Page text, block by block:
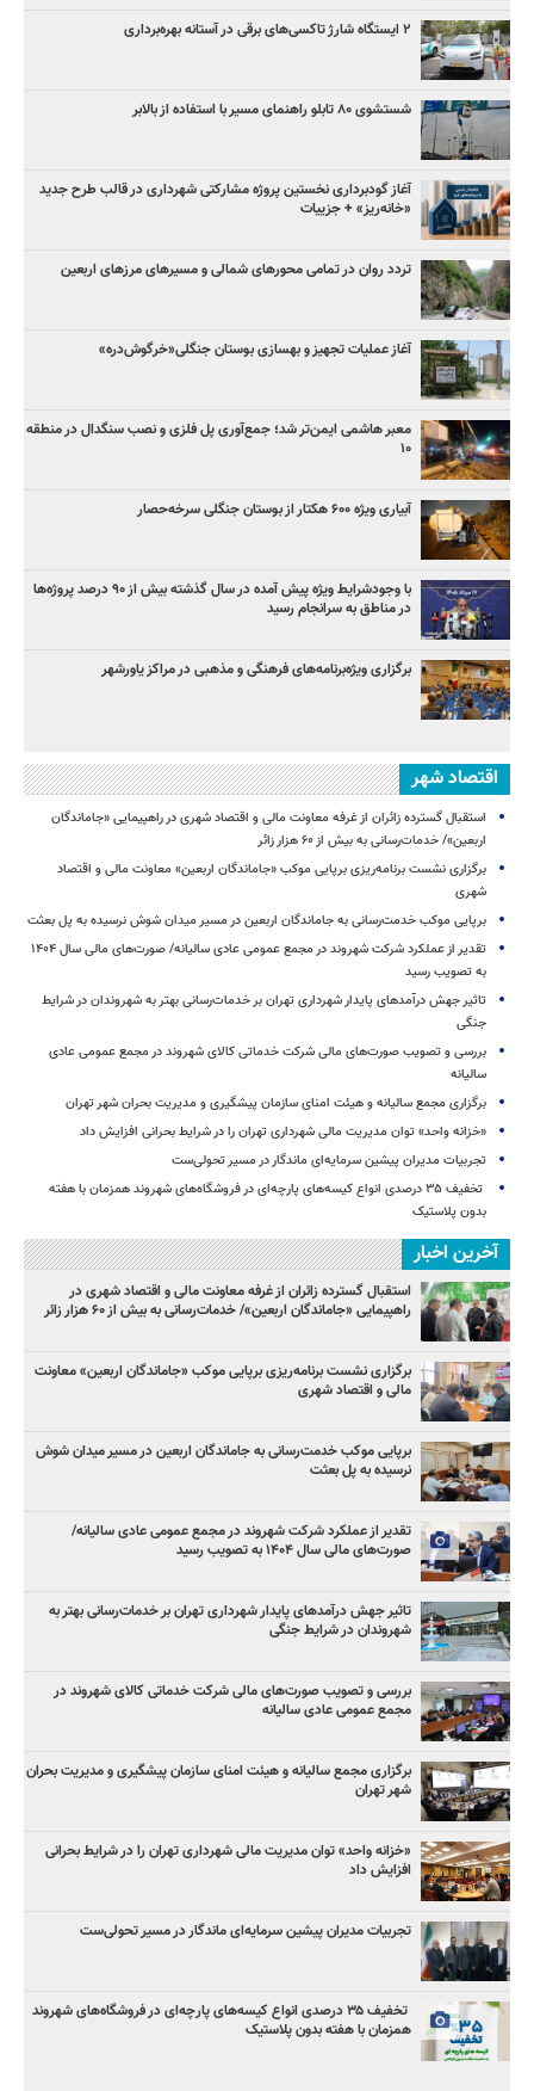
۲ ایستگاه شارژ تاکسی‌های برقی در آستانه بهره‌برداری
شستشوی ۸۰ تابلو راهنمای مسیر با استفاده از بالابر
آغاز گودبرداری نخستین پروژه مشارکتی شهرداری در قالب طرح جدید
«خانه‌ریز» + جزییات
تردد روان در تمامی محورهای شمالی و مسیرهای مرزهای اربعین
آغاز عملیات تجهیز و بهسازی بوستان جنگلی«خرگوش‌دره»
معبر هاشمی ایمن‌تر شد؛ جمع‌آوری پل فلزی و نصب سنگدال در منطقه
۱۰
آبیاری ویژه ۶۰۰ هکتار از بوستان جنگلی سرخه‌حصار
با وجودشرایط ویژه پیش آمده در سال گذشته بیش از ۹۰ درصد پروژه‌ها
در مناطق به سرانجام رسید
برگزاری ویژه‌برنامه‌های فرهنگی و مذهبی در مراکز یاورشهر
اقتصاد شهر
استقبال گسترده زائران از غرفه معاونت مالی و اقتصاد شهری در راهپیمایی «جاماندگان
اربعین»/ خدمات‌رسانی به بیش از ۶۰ هزار زائر
برگزاری نشست برنامه‌ریزی برپایی موکب «جاماندگان اربعین» معاونت مالی و اقتصاد
شهری
برپایی موکب خدمت‌رسانی به جاماندگان اربعین در مسیر میدان شوش نرسیده به پل بعثت
تقدیر از عملکرد شرکت شهروند در مجمع عمومی عادی سالیانه/ صورت‌های مالی سال ۱۴۰۴
به تصویب رسید
تاثیر جهش درآمدهای پایدار شهرداری تهران بر خدمات‌رسانی بهتر به شهروندان در شرایط
جنگی
بررسی و تصویب صورت‌های مالی شرکت خدماتی کالای شهروند در مجمع عمومی عادی
سالیانه
برگزاری مجمع سالیانه و هیئت امنای سازمان پیشگیری و مدیریت بحران شهر تهران
«خزانه واحد» توان مدیریت مالی شهرداری تهران را در شرایط بحرانی افزایش داد
تجربیات مدیران پیشین سرمایه‌ای ماندگار در مسیر تحولی‌ست
️ تخفیف ۳۵ درصدی انواع کیسه‌های پارچه‌ای در فروشگاه‌های شهروند همزمان با هفته
بدون پلاستیک
آخرین اخبار
استقبال گسترده زائران از غرفه معاونت مالی و اقتصاد شهری در
راهپیمایی «جاماندگان اربعین»/ خدمات‌رسانی به بیش از ۶۰ هزار زائر
برگزاری نشست برنامه‌ریزی برپایی موکب «جاماندگان اربعین» معاونت
مالی و اقتصاد شهری
برپایی موکب خدمت‌رسانی به جاماندگان اربعین در مسیر میدان شوش
نرسیده به پل بعثت
تقدیر از عملکرد شرکت شهروند در مجمع عمومی عادی سالیانه/
صورت‌های مالی سال ۱۴۰۴ به تصویب رسید
تاثیر جهش درآمدهای پایدار شهرداری تهران بر خدمات‌رسانی بهتر به
شهروندان در شرایط جنگی
بررسی و تصویب صورت‌های مالی شرکت خدماتی کالای شهروند در
مجمع عمومی عادی سالیانه
برگزاری مجمع سالیانه و هیئت امنای سازمان پیشگیری و مدیریت بحران
شهر تهران
«خزانه واحد» توان مدیریت مالی شهرداری تهران را در شرایط بحرانی
افزایش داد
تجربیات مدیران پیشین سرمایه‌ای ماندگار در مسیر تحولی‌ست
️ تخفیف ۳۵ درصدی انواع کیسه‌های پارچه‌ای در فروشگاه‌های شهروند
همزمان با هفته بدون پلاستیک